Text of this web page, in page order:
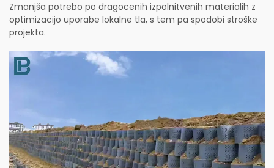
Zmanjša potrebo po dragocenih izpolnitvenih materialih z
optimizacijo uporabe lokalne tla, s tem pa spodobi stroške
projekta.